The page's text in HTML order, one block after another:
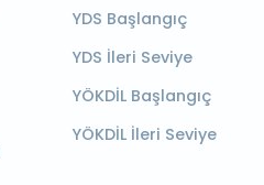
YDS Başlangıç
YDS İleri Seviye
YÖKDİL Başlangıç
YÖKDİL İleri Seviye